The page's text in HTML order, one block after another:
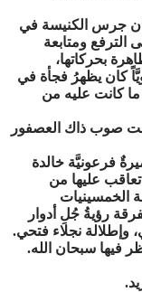
جرس الكنيسة في
الترفع ومتابعة
بحركاتها،
كان يظهرُ فجأة في
ما كانت عليه من
صوب ذاك العصفور
فرعونيَّة خالدة
عليها من
الخمسينيات
رؤيةُ جُلِ أدوار
نجلاء فتحي.
فيها سبحان الله.